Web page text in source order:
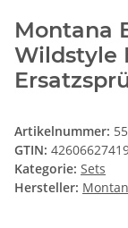
Montana
Wildstyle
Artikelnummer:
GTIN:
Kategorie: Sets
Hersteller: